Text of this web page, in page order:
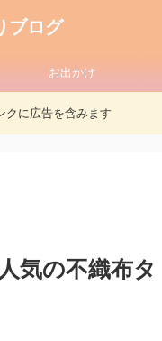
ブログ
お出かけ
に広告を含みます
気の不織布タ